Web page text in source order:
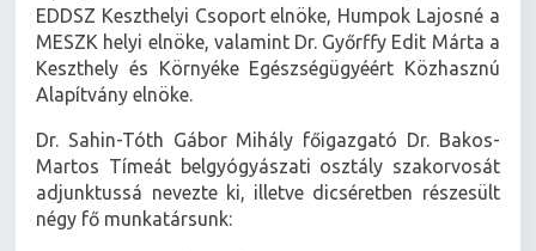
EDDSZ Keszthelyi Csoport elnöke, Humpok Lajosné a
MESZK helyi elnöke, valamint Dr. Győrffy Edit Márta a
Keszthely és Környéke Egészségügyéért Közhasznú
Alapítvány elnöke.
Dr. Sahin-Tóth Gábor Mihály főigazgató Dr. Bakos-
Martos Tímeát belgyógyászati osztály szakorvosát
adjunktussá nevezte ki, illetve dicséretben részesült
négy fő munkatársunk: